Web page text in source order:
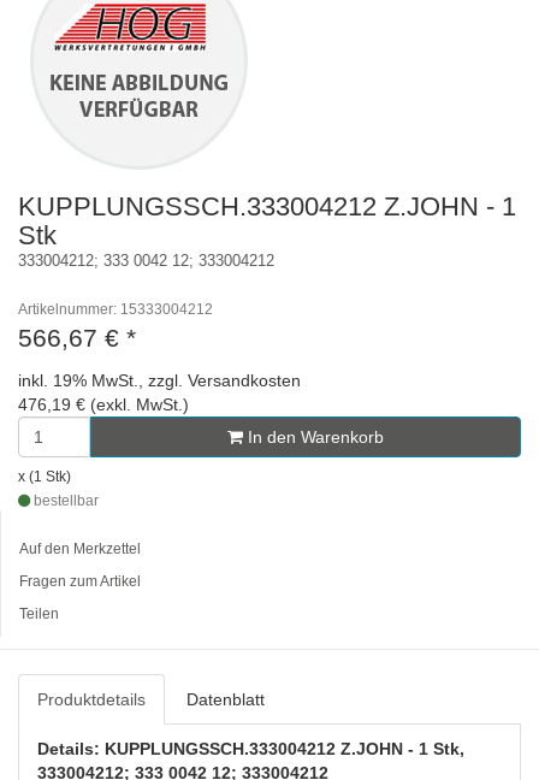
KUPPLUNGSSCH.333004212 Z.JOHN - 1
Stk
333004212; 333 0042 12; 333004212
Artikelnummer: 15333004212
566,67 € *
inkl. 19% MwSt., zzgl. Versandkosten
476,19 € (exkl. MwSt.)
In den Warenkorb
x (1 Stk)
bestellbar
Auf den Merkzettel
Fragen zum Artikel
Teilen
Produktdetails Datenblatt
Details: KUPPLUNGSSCH.333004212 Z.JOHN - 1 Stk,
333004212; 333 0042 12; 333004212